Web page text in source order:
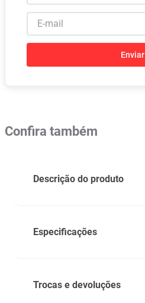
Enviar
Confira também
Descrição do produto
Especificações
Trocas e devoluções